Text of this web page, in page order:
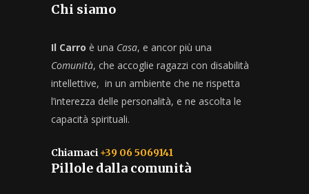
Chi siamo
Il Carro è una Casa, e ancor più una
Comunità, che accoglie ragazzi con disabilità
intellettive, in un ambiente che ne rispetta
l’interezza delle personalità, e ne ascolta le
capacità spirituali.
Chiamaci +39 06 5069141
Pillole dalla comunità